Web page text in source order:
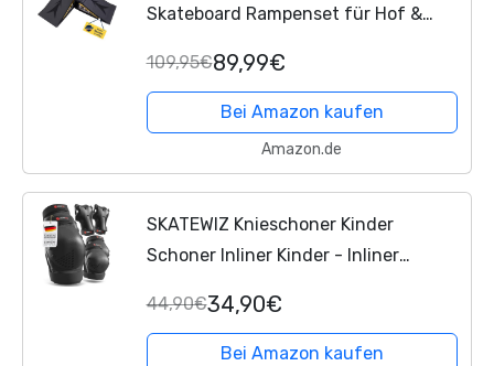
Skateboard Rampenset für Hof &
Skateboardrampe aus Kunststoff für
Kinder & Jugendliche bis...
109,95€89,99€
Bei Amazon kaufen
Amazon.de
SKATEWIZ Knieschoner Kinder
Schoner Inliner Kinder - Inliner
Knie und Ellenbogenschützer -
Smash Größe M/L Schwarz
44,90€34,90€
Bei Amazon kaufen